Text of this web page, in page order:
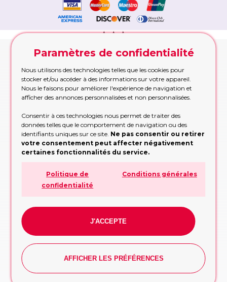
Contactez nous!
Nous promettons de ne pas
vous faire perdre votre temps
et nous tenons cette
promesse!
Formulaire de demande
Remplissez le formulaire, nous vous
conseillerons sur la conception ou la décision
à prendre
Etre rappelé
Trop occupé pour appeler? Partagez vos
Appelez maintenant
Appelez-nous pour les commandes urgentes
pendant les heures de bureau
Paramètres de confidentialité
Nous utilisons des technologies telles que les cookies pour
stocker et/ou accéder à des informations sur votre appareil.
Nous le faisons pour améliorer l'expérience de navigation et
afficher des annonces personnalisées et non personnalisées.
Consentir à ces technologies nous permet de traiter des
données telles que le comportement de navigation ou des
identifiants uniques sur ce site. Ne pas consentir ou retirer
votre consentement peut affecter négativement
certaines fonctionnalités du service.
Politique de
confidentialité
Conditions générales
J'ACCEPTE
AFFICHER LES PRÉFÉRENCES